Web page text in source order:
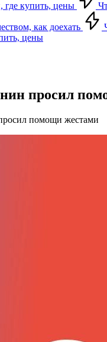
где купить, цены
как доехать
цены
просил
помощи жестами